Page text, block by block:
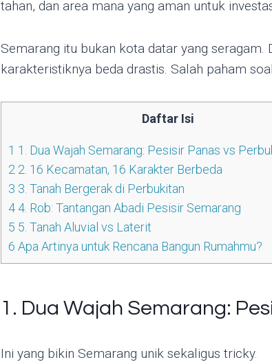
tahan, dan area mana yang aman untuk
Semarang itu bukan kota datar yang
karakteristiknya beda drastis. Salah paham
Daftar Isi
1 1. Dua Wajah Semarang: Pesisir Panas vs
2 2. 16 Kecamatan, 16 Karakter Berbeda
3 3. Tanah Bergerak di Perbukitan
4 4. Rob: Tantangan Abadi Pesisir Semarang
5 5. Tanah Aluvial vs Laterit
6 Apa Artinya untuk Rencana Bangun Rumahmu?
1. Dua Wajah Semarang:
Ini yang bikin Semarang unik sekaligus tricky.